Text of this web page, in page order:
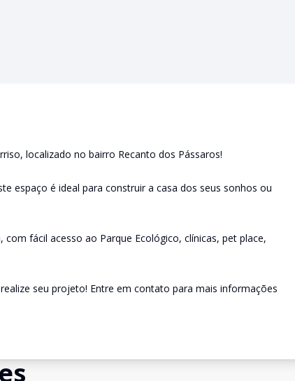
localizado no bairro Recanto dos Pássaros!
espaço é ideal para construir a casa dos seus sonhos ou
fácil acesso ao Parque Ecológico, clínicas, pet place,
seu projeto! Entre em contato para mais informações